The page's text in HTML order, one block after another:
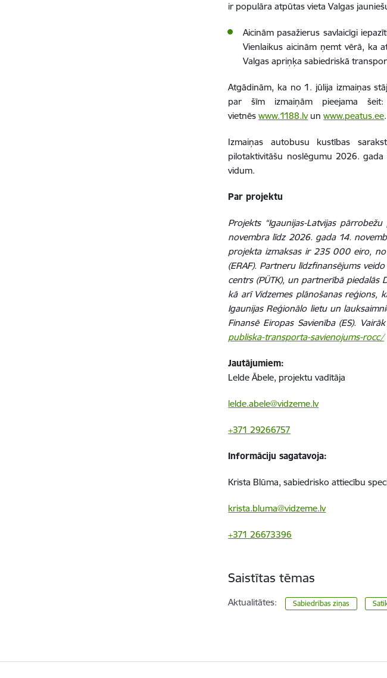
ir populāra atpūtas vieta Valgas
Aicinām pasažierus savlaicīgi
Vienlaikus aicinām ņemt vērā, ka
Valgas apriņķa sabiedriskā
Atgādinām, ka no 1. jūlija izmaiņas
par šīm izmaiņām pieejama šeit:
vietnēswww.1188.lvunwww.peatus.ee.
Izmaiņas autobusu kustības
pilotaktivitāšu noslēgumu 2026.
vidum.
Par projektu
Projekts “Igaunijas-Latvijas
novembra līdz 2026. gada 14.
projekta izmaksas ir 235 000 eiro,
(ERAF). Partneru līdzfinansējums
centrs (PÜTK), un partnerībā piedalās
kā arī Vidzemes plānošanas reģions,
Igaunijas Reģionālo lietu un
Finansē Eiropas Savienība (ES).
publiska-transporta-savienojums-rocc/
Jautājumiem:
Lelde Ābele, projektu vadītāja
lelde.abele@vidzeme.lv
+371 29266757
Informāciju sagatavoja:
Krista Blūma, sabiedrisko attiecību
krista.bluma@vidzeme.lv
+371 26673396
Saistītas tēmas
Aktualitātes: Sabiedrības ziņas